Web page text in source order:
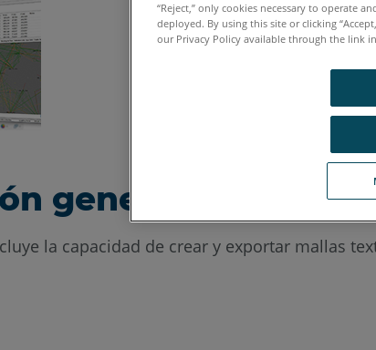
general
la capacidad de crear y exportar mallas
“Reject,” only cookies necessary to operate
deployed. By using this site or clicking
our Privacy Policy available through the link